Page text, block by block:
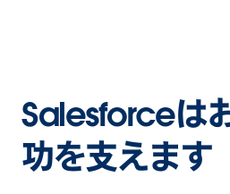
Salesforceは
功を支えます